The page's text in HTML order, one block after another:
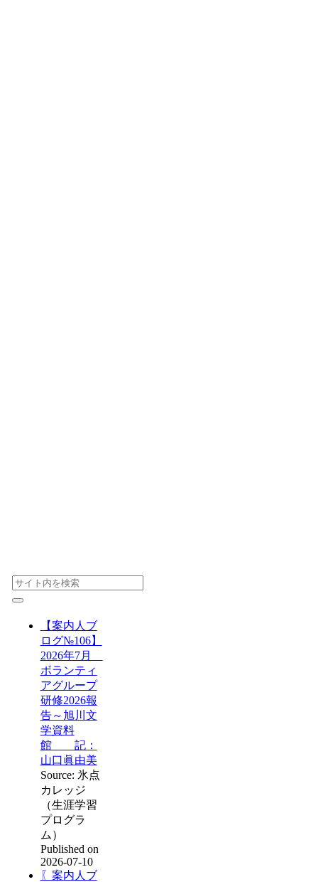
【案内人ブ
ログ№106】
2026年7月
ボランティ
アグループ
研修2026報
告～旭川文
学資料
館 記：
山口眞由美
Source: 氷点
カレッジ
（生涯学習
プログラ
ム）
Published on
2026-07-10
〖案内人ブ